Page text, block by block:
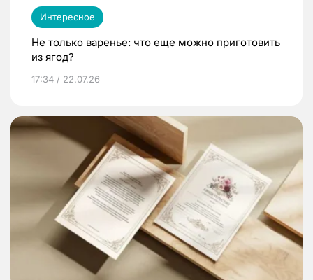
Интересное
Не только варенье: что еще можно приготовить
из ягод?
17:34 / 22.07.26